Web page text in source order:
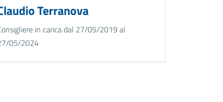
Terranova
in carica dal 27/05/2019 al
05/2024